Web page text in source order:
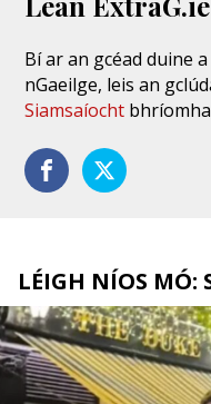
Bí ar an gcéad duine
nGaeilge, leis an
Siamsaíocht
LÉIGH NÍOS MÓ: